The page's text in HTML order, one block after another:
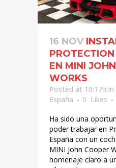
16 NOV
EN MINI
WORKS
Posted at 10:17h in
España
0 Likes
Ha sido una
poder trabajar en
España con un
MINI John Cooper
homenaje claro a